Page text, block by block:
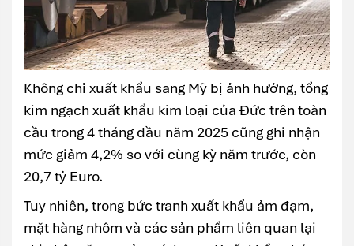
Không chỉ xuất khẩu sang Mỹ bị ảnh hưởng, tổng
kim ngạch xuất khẩu kim loại của Đức trên toàn
cầu trong 4 tháng đầu năm 2025 cũng ghi nhận
mức giảm 4,2% so với cùng kỳ năm trước, còn
20,7 tỷ Euro.
Tuy nhiên, trong bức tranh xuất khẩu ảm đạm,
mặt hàng nhôm và các sản phẩm liên quan lại